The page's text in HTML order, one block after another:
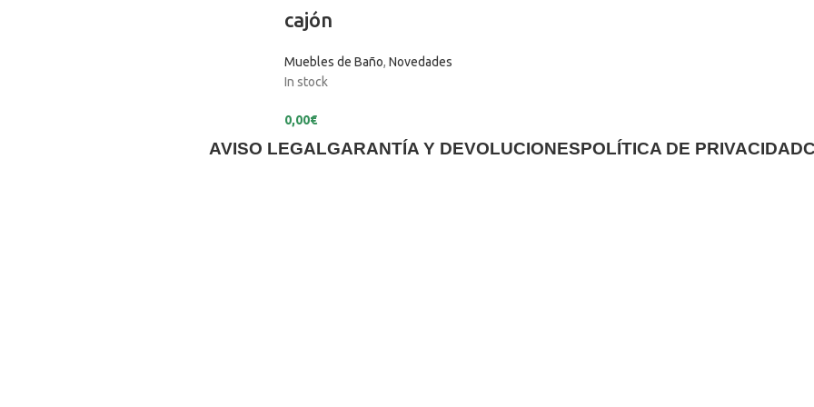
cajón
Muebles de Baño, Novedades
In stock
0,00€
AVISO LEGALGARANTÍA Y DEVOLUCIONESPOLÍTICA DE PRIVACIDAD